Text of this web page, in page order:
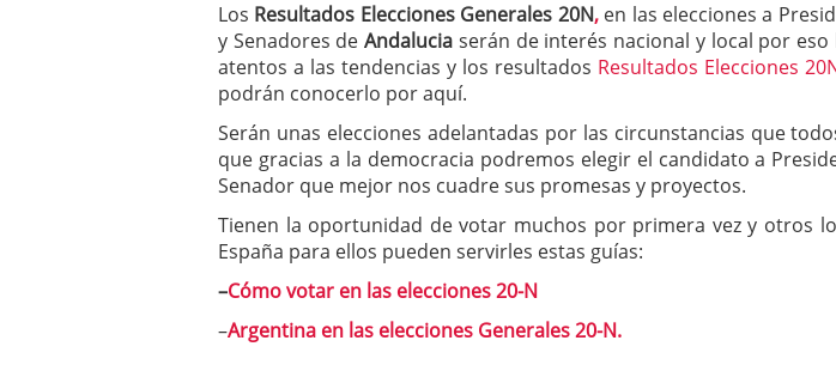
Los Resultados Elecciones Generales 20N,en las elecciones a
y Senadores deAndalucia serán de interés nacional y local por
atentos a las tendencias y los resultados Resultados Elecciones
podrán conocerlo por aquí.
Serán unas elecciones adelantadas por las circunstancias que
que gracias a la democracia podremos elegir el candidato a
Senador que mejor nos cuadre sus promesas y proyectos.
Tienen la oportunidad de votar muchos por primera vez y otros
España para ellos pueden servirles estas guías:
–Cómo votar en las elecciones 20-N
–Argentina en las elecciones Generales 20-N.